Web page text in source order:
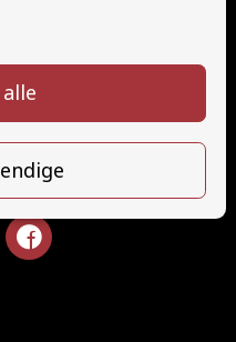
328 24 340
post@tungbilskolen.no
Følg oss